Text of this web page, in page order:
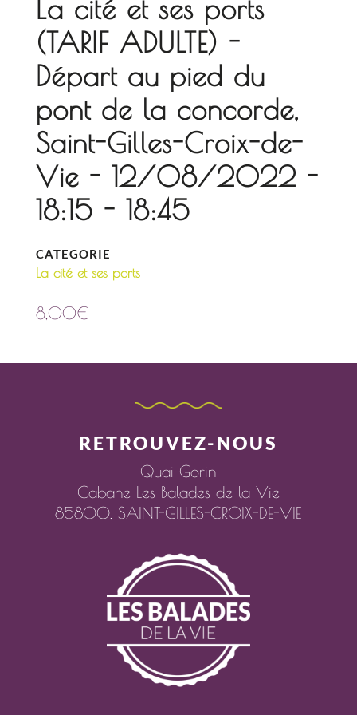
La cité et ses ports
(TARIF ADULTE) -
Départ au pied du
pont de la concorde,
Saint-Gilles-Croix-de-
Vie - 12/08/2022 -
18:15 - 18:45
CATEGORIE
La cité et ses ports
8,00€
RETROUVEZ-NOUS
Quai Gorin
Cabane Les Balades de la Vie
85800,SAINT-GILLES-CROIX-DE-VIE